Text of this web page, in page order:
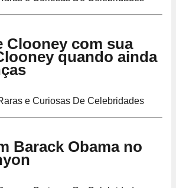
Clooney com sua
quando ainda
Barack Obama no